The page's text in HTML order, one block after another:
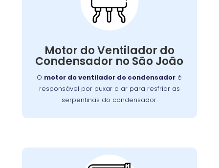
Motor do Ventilador do
Condensador no São João
O motor do ventilador do condensador é
responsável por puxar o ar para resfriar as
serpentinas do condensador.
Motor do Ventilador do
Condensador:
superaquecer,
comprometendo a eficiência
do resfriamento da geladeira
. Nossa equipe